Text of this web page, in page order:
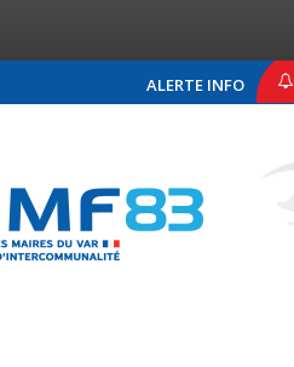
ALERTE INFO
COMMUNIQUÉ DE PRESSE